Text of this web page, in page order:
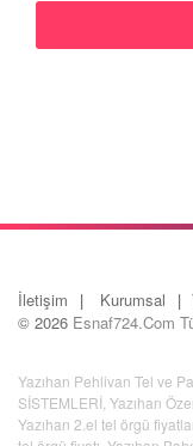
İletişim Kurumsal
© 2026 Esnaf724.Com
Yazıhan Pehlivan Tel ve
SİSTEMLERİ Yazıhan
Yazıhan 2.el tel örgü